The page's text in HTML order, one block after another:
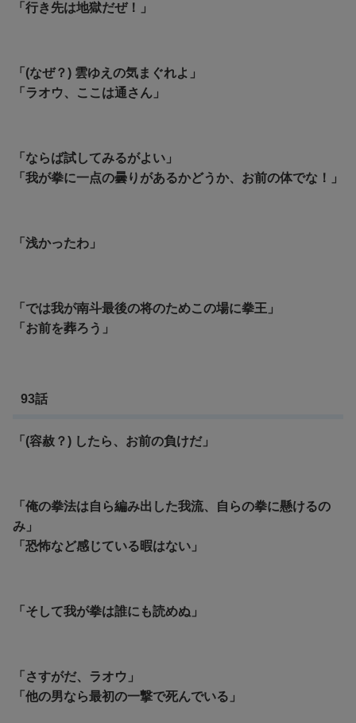
「行き先は地獄だぜ！」
「(なぜ？) 雲ゆえの気まぐれよ」
「ラオウ、ここは通さん」
「ならば試してみるがよい」
「我が拳に一点の曇りがあるかどうか、お前の体でな！」
「浅かったわ」
「では我が南斗最後の将のためこの場に拳王」
「お前を葬ろう」
93話
「(容赦？) したら、お前の負けだ」
「俺の拳法は自ら編み出した我流、自らの拳に懸けるの
み」
「恐怖など感じている暇はない」
「そして我が拳は誰にも読めぬ」
「さすがだ、ラオウ」
「他の男なら最初の一撃で死んでいる」